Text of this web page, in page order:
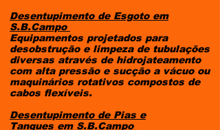
Desentupimento de Esgoto em
S.B.Campo
Equipamentos projetados para
desobstrução e limpeza de tubulações
diversas através de hidrojateamento
com alta pressão e sucção a vácuo ou
maquinários rotativos compostos de
cabos flexíveis.
Desentupimento de Pias e
Tanques em S.B.Campo